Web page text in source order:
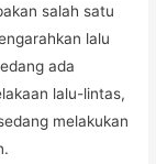
salah satu
lalu
ada
lalu-lintas,
melakukan